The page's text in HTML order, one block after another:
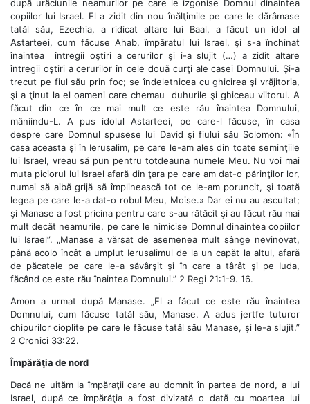
după urâciunile neamurilor pe care le izgonise Domnul dinaintea
copiilor lui Israel. El a zidit din nou înălţimile pe care le dărâmase
tatăl său, Ezechia, a ridicat altare lui Baal, a făcut un idol al
Astarteei, cum făcuse Ahab, împăratul lui Israel, şi s-a închinat
înaintea
întregii oştiri a cerurilor şi i-a slujit (…) a zidit altare
întregii oştiri a cerurilor în cele două curţi ale casei Domnului. Şi-a
trecut pe fiul său prin foc; se îndeletnicea cu ghicirea şi vrăjitoria,
şi a ţinut la el oameni care chemau
duhurile şi ghiceau viitorul. A
făcut din ce în ce mai mult ce este rău înaintea Domnului,
mâniindu-L. A pus idolul Astarteei, pe care-l făcuse, în casa
despre care Domnul spusese lui David şi fiului său Solomon: «În
casa aceasta şi în Ierusalim, pe care le-am ales din toate seminţiile
lui Israel, vreau să pun pentru totdeauna numele Meu. Nu voi mai
muta piciorul lui Israel afară din ţara pe care am dat-o părinţilor lor,
numai să aibă grijă să împlinească tot ce le-am poruncit, şi toată
legea pe care le-a dat-o robul Meu, Moise.» Dar ei nu au ascultat;
şi Manase a fost pricina pentru care s-au rătăcit şi au făcut rău mai
mult decât neamurile, pe care le nimicise Domnul dinaintea copiilor
lui Israel”. „Manase a vărsat de asemenea mult sânge nevinovat,
până acolo încât a umplut Ierusalimul de la un capăt la altul, afară
de păcatele pe care le-a săvârşit şi în care a târât şi pe Iuda,
făcând ce este rău înaintea Domnului.” 2 Regi 21:1-9. 16.
Amon a urmat după Manase. „El a făcut ce este rău înaintea
Domnului, cum făcuse tatăl său, Manase. A adus jertfe tuturor
chipurilor cioplite pe care le făcuse tatăl său Manase, şi le-a slujit.”
2 Cronici 33:22.
Împărăţia de nord
Dacă ne uităm la împăraţii care au domnit în partea de nord, a lui
Israel, după ce împărăţia a fost divizată o dată cu moartea lui